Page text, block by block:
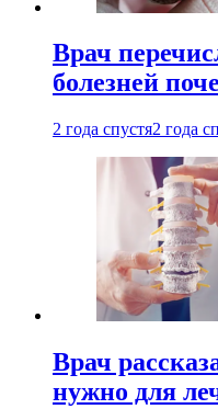
Врач
болезней
2 года спустя2 года
Врач
нужно для